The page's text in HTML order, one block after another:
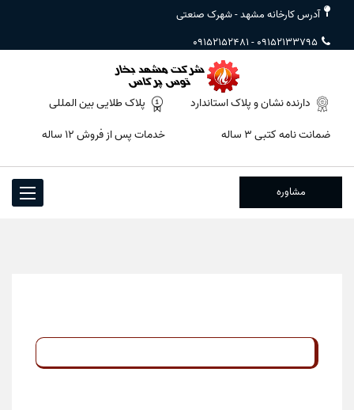
آدرس کارخانه مشهد - شهرک صنعتی
09152133795
-
09152152481
دارنده نشان و پلاک استاندارد
ضمانت نامه کتبی ۳ ساله
پلاک طلایی بین المللی
خدمات پس از فروش ۱۲ ساله
Toggle
مشاوره